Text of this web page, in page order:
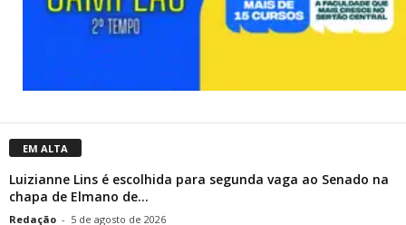
EM ALTA
Luizianne Lins é escolhida para segunda vaga ao Senado na
chapa de Elmano de...
Redação - 5 de agosto de 2026